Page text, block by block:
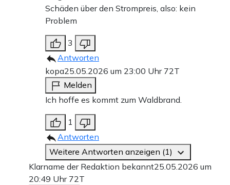
Schäden über den Strompreis, also: kein
Problem
3
Antworten
kopa25.05.2026 um 23:00 Uhr 72T
Melden
Ich hoffe es kommt zum Waldbrand.
1
Antworten
Weitere Antworten anzeigen (1)
Klarname der Redaktion bekannt25.05.2026 um
20:49 Uhr 72T